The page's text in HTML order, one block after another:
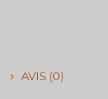
AVIS (0)